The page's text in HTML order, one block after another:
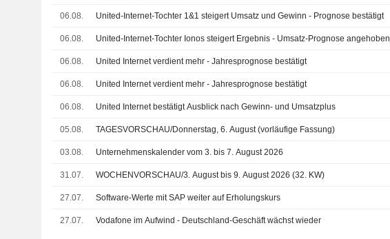
06.08. United-Internet-Tochter 1&1 steigert Umsatz und Gewinn - Prognose bestätigt
06.08. United-Internet-Tochter Ionos steigert Ergebnis - Umsatz-Prognose angehoben
06.08. United Internet verdient mehr - Jahresprognose bestätigt
06.08. United Internet verdient mehr - Jahresprognose bestätigt
06.08. United Internet bestätigt Ausblick nach Gewinn- und Umsatzplus
05.08. TAGESVORSCHAU/Donnerstag, 6. August (vorläufige Fassung)
03.08. Unternehmenskalender vom 3. bis 7. August 2026
31.07. WOCHENVORSCHAU/3. August bis 9. August 2026 (32. KW)
27.07. Software-Werte mit SAP weiter auf Erholungskurs
27.07. Vodafone im Aufwind - Deutschland-Geschäft wächst wieder